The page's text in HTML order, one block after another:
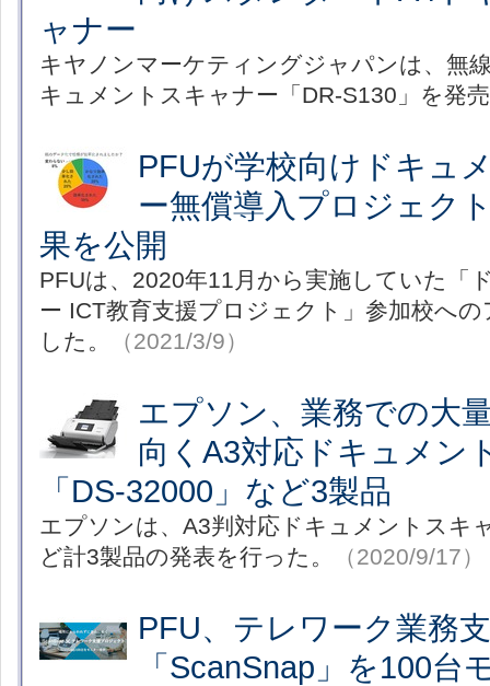
ャナー
キヤノンマーケティングジャパンは、無
キュメントスキャナー「DR-S130」を発
PFUが学校向けドキュ
ー無償導入プロジェク
果を公開
PFUは、2020年11月から実施していた「
ー ICT教育支援プロジェクト」参加校へ
した。
（2021/3/9）
エプソン、業務での大
向くA3対応ドキュメン
「DS-32000」など3製品
エプソンは、A3判対応ドキュメントスキ
ど計3製品の発表を行った。
（2020/9/17）
PFU、テレワーク業務
「ScanSnap」を100台